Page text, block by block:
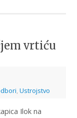
vrtiću
, Ustrojstvo
Ilok na